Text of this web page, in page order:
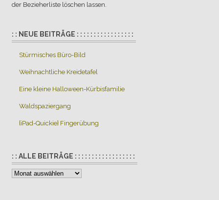
der Bezieherliste löschen lassen.
: : NEUE BEITRÄGE : : : : : : : : : : : : : : : : :
Stürmisches Büro-Bild
Weihnachtliche Kreidetafel
Eine kleine Halloween-Kürbisfamilie
Waldspaziergang
{iPad-Quickie} Fingerübung
: : ALLE BEITRÄGE : : : : : : : : : : : : : : : : : :